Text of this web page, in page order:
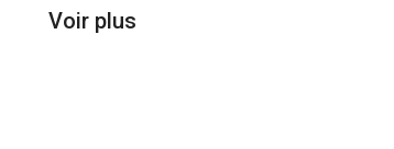
Voir plus